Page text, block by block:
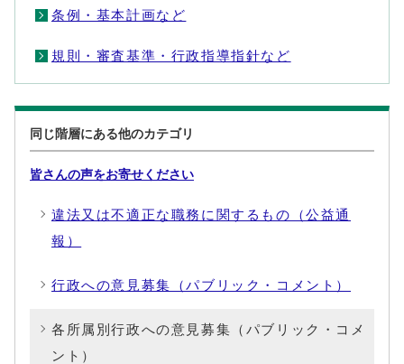
条例・基本計画など
規則・審査基準・行政指導指針など
同じ階層にある他のカテゴリ
皆さんの声をお寄せください
違法又は不適正な職務に関するもの（公益通
報）
行政への意見募集（パブリック・コメント）
各所属別行政への意見募集（パブリック・コメ
ント）